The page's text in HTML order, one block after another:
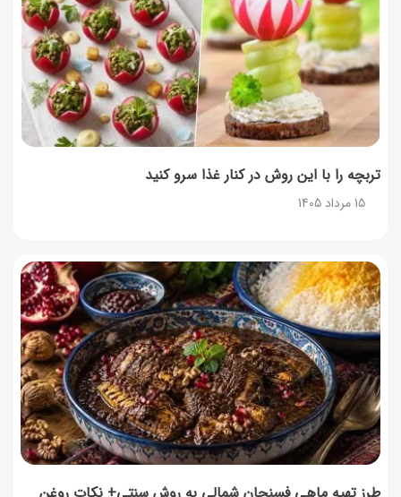
تربچه را با این روش در کنار غذا سرو کنید
15 مرداد 1405
طرز تهیه حلوای بحرینی؛ دسر سنتی خاورمیانه‌ای
13 مرداد 1405